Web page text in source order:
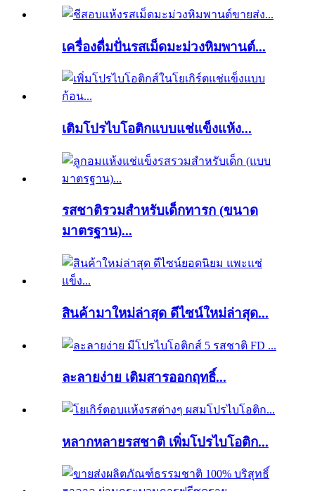
เครื่องดื่มปั่นรสเม็ดมะม่วงหิมพานต์...
เติมโปรไบโอติกแบบแช่แข็งแห้ง...
รสชาติรวมสำหรับเด็กทารก (ขนาด
มาตรฐาน)...
สินค้ามาใหม่ล่าสุด ดีไซน์ใหม่ล่าสุด...
ละลายง่าย เติมสารออกฤทธิ์...
หลากหลายรสชาติ เพิ่มโปรไบโอติก...